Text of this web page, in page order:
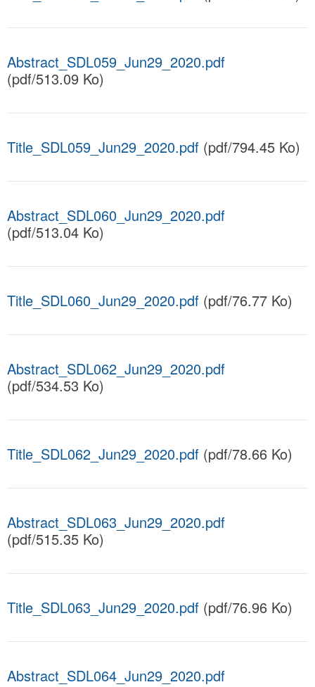
Abstract_SDL059_Jun29_2020.pdf
(pdf/513.09 Ko)
Title_SDL059_Jun29_2020.pdf (pdf/794.45 Ko)
Abstract_SDL060_Jun29_2020.pdf
(pdf/513.04 Ko)
Title_SDL060_Jun29_2020.pdf (pdf/76.77 Ko)
Abstract_SDL062_Jun29_2020.pdf
(pdf/534.53 Ko)
Title_SDL062_Jun29_2020.pdf (pdf/78.66 Ko)
Abstract_SDL063_Jun29_2020.pdf
(pdf/515.35 Ko)
Title_SDL063_Jun29_2020.pdf (pdf/76.96 Ko)
Abstract_SDL064_Jun29_2020.pdf